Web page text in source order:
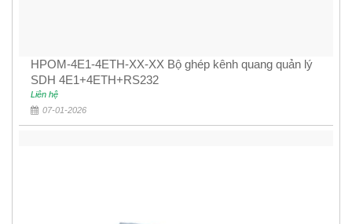
HPOM-4E1-4ETH-XX-XX Bộ ghép kênh quang quản lý
SDH 4E1+4ETH+RS232
Liên hệ
07-01-2026